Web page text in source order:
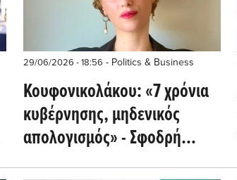
29/06/2026 - 18:56 - Politics & Business
Κουφονικολάκου: «7 χρόνια
κυβέρνησης, μηδενικός
απολογισμός» - Σφοδρή
κριτική για οικονομία και